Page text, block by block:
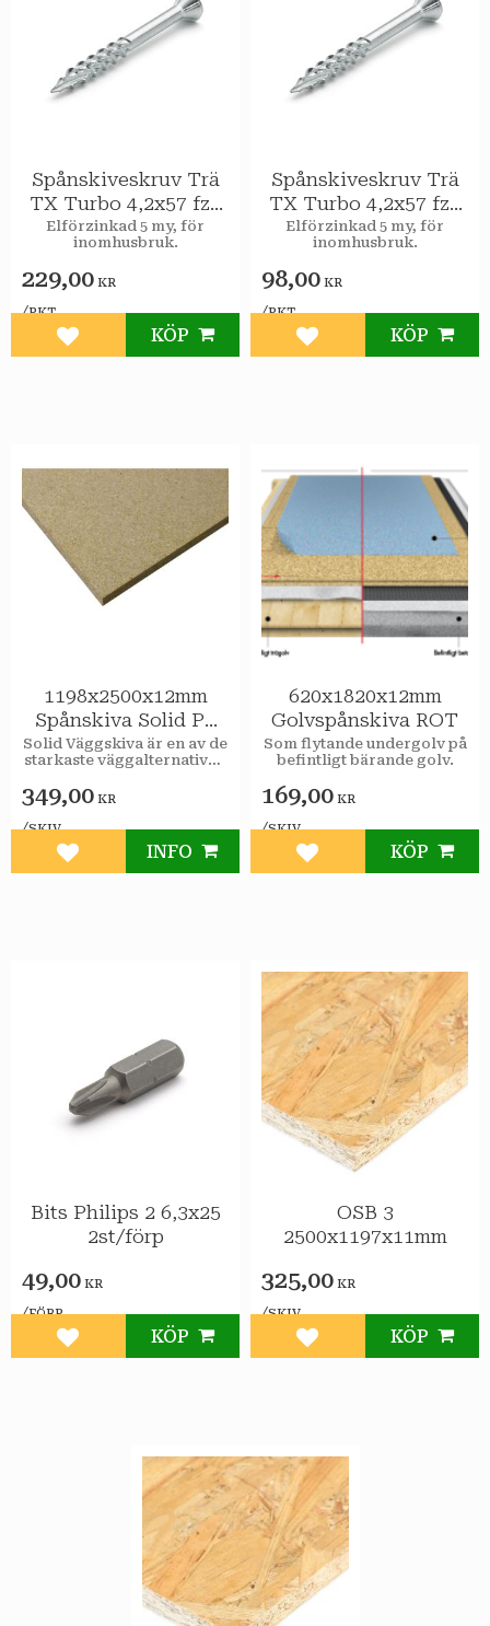
Spånskiveskruv Trä
TX Turbo 4,2x57 fzb
500st/pkt
Elförzinkad 5 my, för
inomhusbruk.
229,00 KR
/PKT
Lägg till i favoriter
KÖP
Spånskiveskruv Trä
TX Turbo 4,2x57 fzb
150st/pkt
Elförzinkad 5 my, för
inomhusbruk.
98,00 KR
/PKT
Lägg till i favoriter
KÖP
1198x2500x12mm
Spånskiva Solid P4
Vägg
Solid Väggskiva är en av de
starkaste väggalternativen
349,00 KR
/SKIV
Lägg till i favoriter
INFO
620x1820x12mm
Golvspånskiva ROT
Som flytande undergolv på
befintligt bärande golv.
169,00 KR
/SKIV
Lägg till i favoriter
KÖP
Bits Philips 2 6,3x25
2st/förp
49,00 KR
/FÖRP
Lägg till i favoriter
KÖP
OSB 3
2500x1197x11mm
325,00 KR
/SKIV
Lägg till i favoriter
KÖP